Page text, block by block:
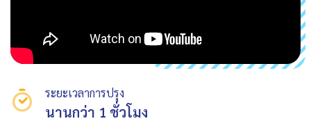
ระยะเวลาการปรุง
นานกว่า 1 ชั่วโมง